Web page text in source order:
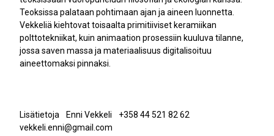
Teoksissa palataan pohtimaan ajan ja aineen luonnetta.
Vekkeliä kiehtovat toisaalta primitiiviset keramiikan
polttotekniikat, kuin animaation prosessiin kuuluva tilanne,
jossa saven massa ja materiaalisuus digitalisoituu
aineettomaksi pinnaksi.
Lisätietoja Enni Vekkeli +358 44 521 82 62
vekkeli.enni@gmail.com